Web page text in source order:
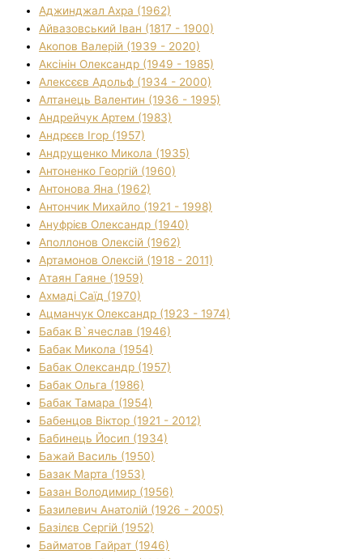
Аджинджал Ахра (1962)
Айвазовський Іван (1817 - 1900)
Акопов Валерій (1939 - 2020)
Аксінін Олександр (1949 - 1985)
Алексєєв Адольф (1934 - 2000)
Алтанець Валентин (1936 - 1995)
Андрейчук Артем (1983)
Андрєєв Ігор (1957)
Андрущенко Микола (1935)
Антоненко Георгій (1960)
Антонова Яна (1962)
Антончик Михайло (1921 - 1998)
Ануфрієв Олександр (1940)
Аполлонов Олексій (1962)
Артамонов Олексій (1918 - 2011)
Атаян Гаяне (1959)
Ахмаді Саїд (1970)
Ацманчук Олександр (1923 - 1974)
Бабак В`ячеслав (1946)
Бабак Микола (1954)
Бабак Олександр (1957)
Бабак Ольга (1986)
Бабак Тамара (1954)
Бабенцов Віктор (1921 - 2012)
Бабинець Йосип (1934)
Бажай Василь (1950)
Базак Марта (1953)
Базан Володимир (1956)
Базилевич Анатолій (1926 - 2005)
Базілєв Сергій (1952)
Байматов Гайрат (1946)